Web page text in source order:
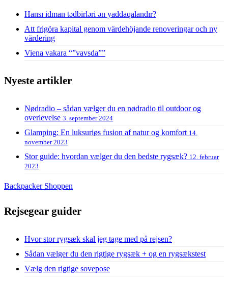
Hansı idman tədbirləri ən yaddaqalandır?
Att frigöra kapital genom värdehöjande renoveringar och ny
värdering
Viena vakara “”vavsda””
Nyeste artikler
Nødradio – sådan vælger du en nødradio til outdoor og
overlevelse 3. september 2024
Glamping: En luksuriøs fusion af natur og komfort 14.
november 2023
Stor guide: hvordan vælger du den bedste rygsæk? 12. februar
2023
Backpacker Shoppen
Rejsegear guider
Hvor stor rygsæk skal jeg tage med på rejsen?
Sådan vælger du den rigtige rygsæk + og en rygsækstest
Vælg den rigtige sovepose